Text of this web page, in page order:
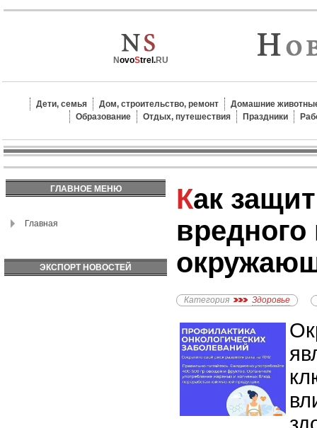
NovoStrel.RU
Дети, семья Дом, строительство, ремонт
Домашние
Образование
Отдых, путешествия Праздники
ГЛАВНОЕ МЕНЮ
Главная
ЭКСПОРТ НОВОСТЕЙ
Как защитить себя от
вредного
Категория Здоровье